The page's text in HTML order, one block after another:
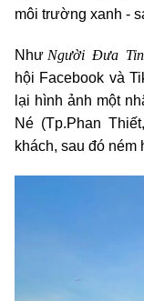
môi trường xanh -
Như Người Đưa Tin
hội Facebook và
lại hình ảnh một
Né (Tp.Phan
khách, sau đó ném